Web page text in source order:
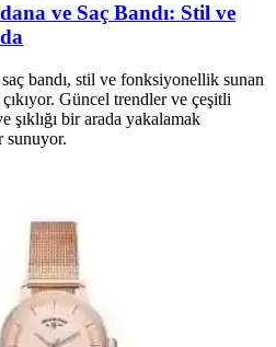
ve Saç Bandı: Stil ve
bandı, stil ve fonksiyonellik sunan
Güncel trendler ve çeşitli
şıklığı bir arada yakalamak
sunuyor.